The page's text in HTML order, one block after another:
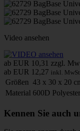
Video ansehen
ab EUR 10,31 zzgl.
ab EUR 12,27 inkl. MwSt.
Größen 43 x 30 x 20
Material 600D Polyester
Kennen Sie auch